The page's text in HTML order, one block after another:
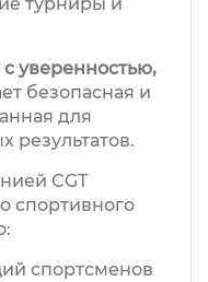
спортсменов
CGT
спортивного
уверенностью,
безопасная и
для
результатов.
турниры и